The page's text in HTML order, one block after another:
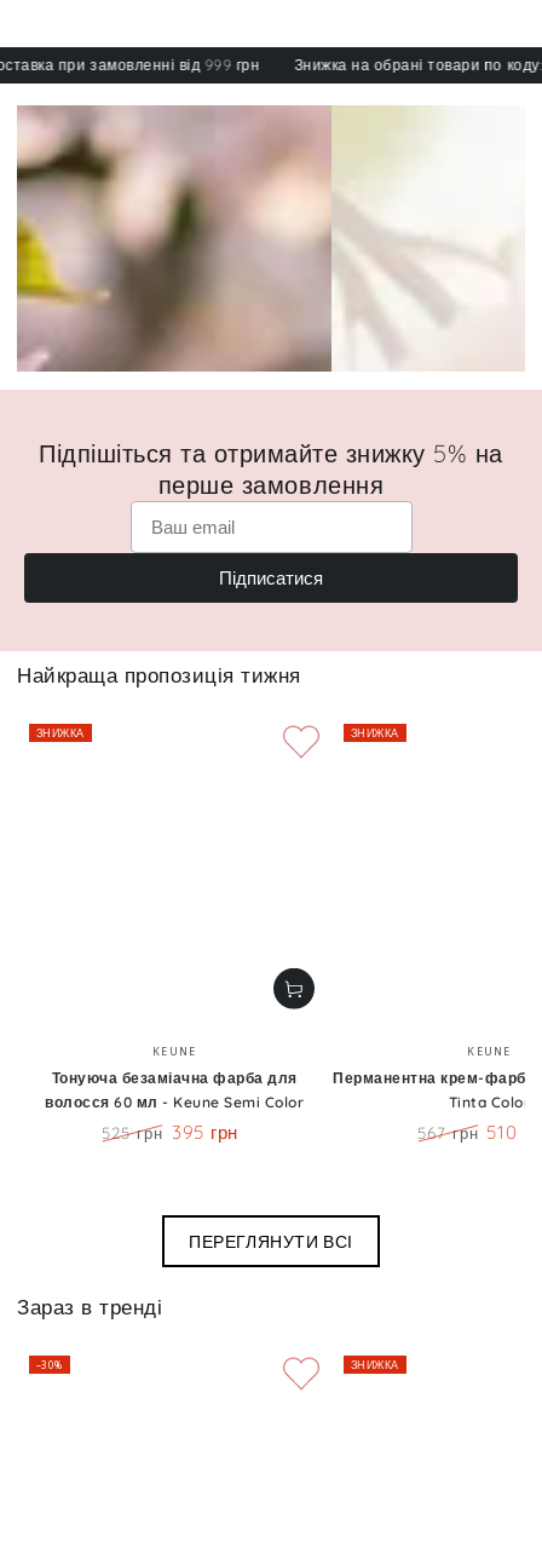
при замовленні від 999 грн Знижка на обрані товари по коду:
Підпішіться та отримайте знижку 5% на
перше замовлення
Підписатися
Найкраща пропозиція тижня
Бренд:
KEUNE
Тонуюча безаміачна фарба для
волосся 60 мл - Keune Semi Color
525 грн 395 грн
ЗНИЖКА
KEUNE
Перманентна крем-фарба
Tinta Color
567 грн 510
ЗНИЖКА
ПЕРЕГЛЯНУТИ ВСІ
Зараз в тренді
–30% ЗНИЖКА